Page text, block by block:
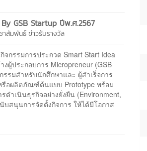
GSB Startup ปีพ.ศ.2567
าสัมพันธ์ ข่าวรับรางวัล
กรรมการประกวด Smart Start Idea
ผู้ประกอบการ Micropreneur (GSB
รรมสำหรับนักศึกษาและ ผู้สำเร็จการ
อผลิตภัณฑ์ต้นแบบ Prototype พร้อม
ดำเนินธุรกิจอย่างยั่งยืน (Environment,
บสนุนการจัดตั้งกิจการ ให้ได้มีโอกาส